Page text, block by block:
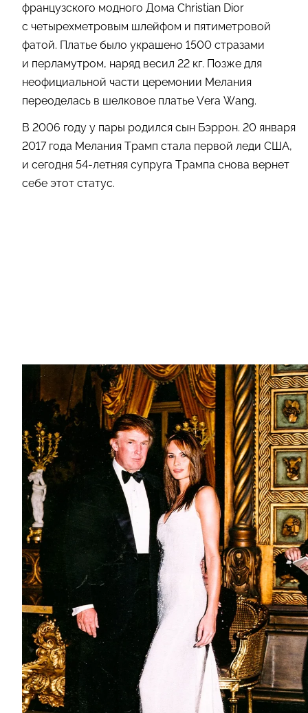
французского модного Дома Christian Dior
с четырехметровым шлейфом и пятиметровой
фатой. Платье было украшено 1500 стразами
и перламутром, наряд весил 22 кг. Позже для
неофициальной части церемонии Мелания
переоделась в шелковое платье Vera Wang.
В 2006 году у пары родился сын Бэррон. 20 января
2017 года Мелания Трамп стала первой леди США,
и сегодня 54-летняя супруга Трампа снова вернет
себе этот статус.